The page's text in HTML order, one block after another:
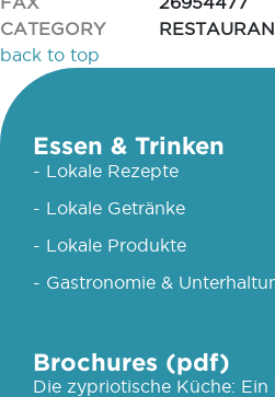
CATEGORY
back to top
Essen & Trinken
- Lokale Rezepte
- Lokale Getränke
- Lokale Produkte
- Gastronomie &
Brochures (pdf)
Die zypriotische Küche: Ein